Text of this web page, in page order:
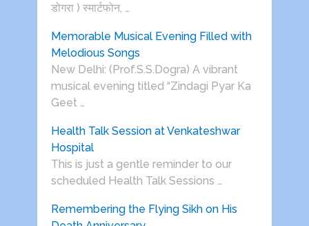
डोगरा ) स्मार्टफोन, …
Memorable Musical Evening Filled with
Melodious Songs
New Delhi: (Prof.S.S.Dogra) A vibrant
musical evening titled “Zindagi Pyar Ka
Geet …
Health Talk Session at Venkateshwar
Hospital
This is just a gentle reminder to our
scheduled Health Talk Sessions …
Remembering the Flying Sikh on His